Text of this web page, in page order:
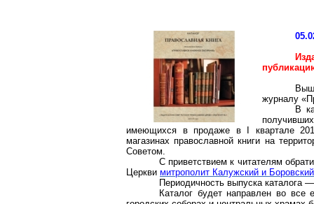
журналу
В
имеющихся в продаже в I квартале
магазинах православной книги на
Советом.
С приветствием к читателям
Церкви митрополит Калужский и
Периодичность выпуска каталога
Каталог будет направлен во все